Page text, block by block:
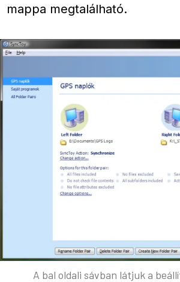
mappa megtalálható.
A bal oldali sávban látjuk a